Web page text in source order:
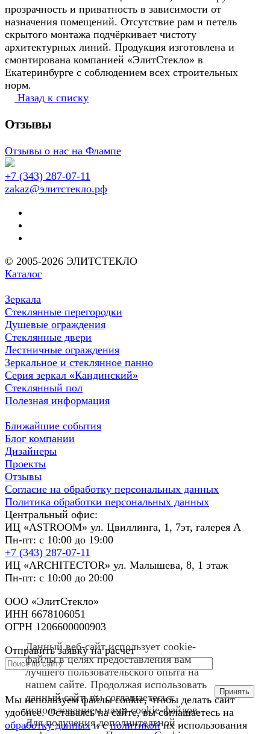
прозрачность и приватность в зависимости от
назначения помещений. Отсутствие рам и петель
скрытого монтажа подчёркивает чистоту
архитектурных линий. Продукция изготовлена и
смонтирована компанией «ЭлитСтекло» в
Екатеринбурге с соблюдением всех строительных
норм.
Назад к списку
Отзывы
Отзывы о нас на Флампе
+7 (343) 287-07-11
zakaz@элитстекло.рф
© 2005-2026 ЭЛИТСТЕКЛО
Каталог
Зеркала
Стеклянные перегородки
Душевые ограждения
Стеклянные двери
Лестничные ограждения
Зеркальное и стеклянное панно
Серия зеркал «Кандинский»
Стеклянный пол
Полезная информация
Ближайшие события
Блог компании
Дизайнеры
Проекты
Отзывы
Согласие на обработку персональных данных
Политика обработки персональных данных
Центральный офис:
ИЦ «ASTROOM» ул. Цвиллинга, 1, 7эт, галерея А
Пн-пт: с 10:00 до 19:00
+7 (343) 287-07-11
ИЦ «ARCHITECTOR» ул. Малышева, 8, 1 этаж
Пн-пт: с 10:00 до 20:00
ООО «ЭлитСтекло»
ИНН 6678106051
ОГРН 1206600000903
Отправить заявку на расчет
Мы используем файлы cookie, чтобы делать сайт
удобнее. Оставаясь на сайте, вы соглашаетесь на
обработку данныхи сполитикойих использования
Данный веб-сайт использует cookie-
файлы в целях предоставления вам
лучшего пользовательского опыта на
нашем сайте. Продолжая использовать
данный сайт, вы соглашаетесь с
использованием нами cookie-файлов.
Для получения дополнительной
Принять